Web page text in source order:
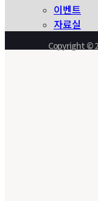
이벤트
자료실
Copyright ©